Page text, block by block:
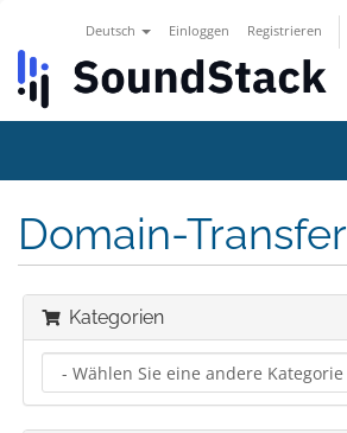
Deutsch Einloggen Registrieren
Domain-Transfer
Kategorien